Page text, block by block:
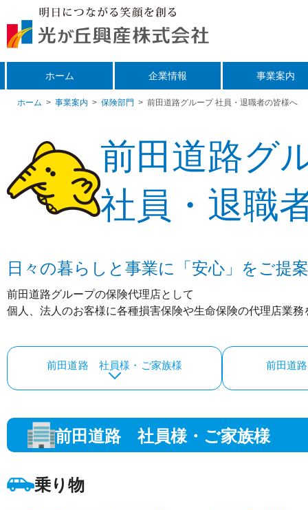
ホーム 企業情報 事業案内
ホーム > 事業案内 > 保険部門 > 前田道路グループ 社員・退職者の皆様へ
前田道路グ
社員・退職
日々の暮らしと事業に「安心」をご提
前田道路グループの保険代理店として
個人、法人のお客様に各種損害保険や生命保険の代理店業
前田道路 社員様・ご家族様 前田道
前田道路 社員様・ご家族様
乗り物